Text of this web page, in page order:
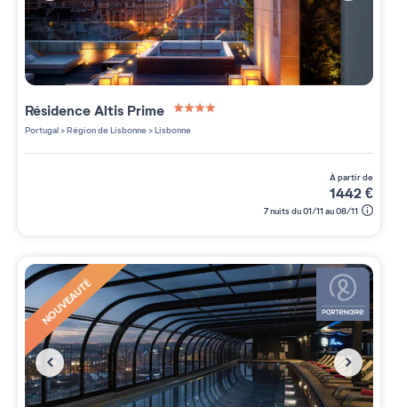
RésidenceAltis Prime
4 étoiles sur 5
Portugal>Région de Lisbonne>Lisbonne
à partir de
1442€
7 nuits du 01/11 au 08/11
NOUVEAUTÉ